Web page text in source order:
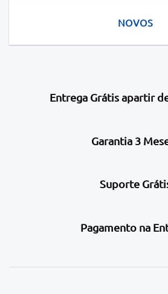
NOVOS
Entrega Grátis apartir
Garantia 3
Suporte
Pagamento na